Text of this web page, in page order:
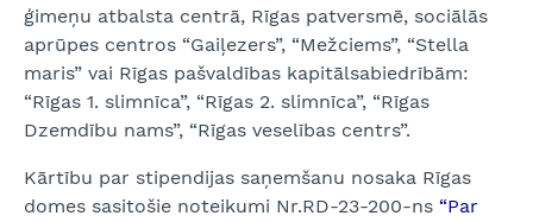
ģimeņu atbalsta centrā, Rīgas patversmē, sociālās
aprūpes centros “Gaiļezers”, “Mežciems”, “Stella
maris” vai Rīgas pašvaldības kapitālsabiedrībām:
“Rīgas 1. slimnīca”, “Rīgas 2. slimnīca”, “Rīgas
Dzemdību nams”, “Rīgas veselības centrs”.
Kārtību par stipendijas saņemšanu nosaka Rīgas
domes sasitošie noteikumi Nr.RD-23-200-ns “Par